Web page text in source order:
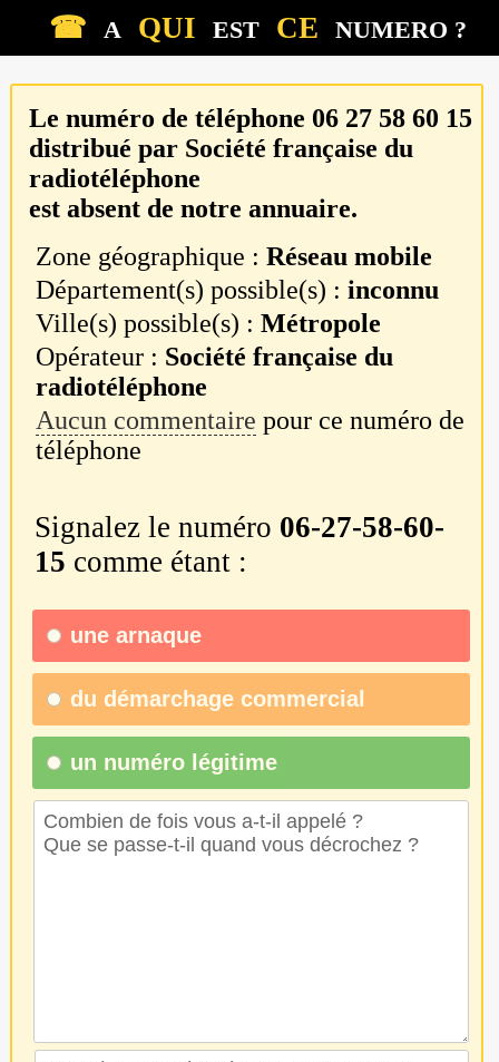
☎ A QUI EST CE NUMERO ?
Le numéro de téléphone 06 27 58 60 15
distribué par Société française du
radiotéléphone
est absent de notre annuaire.
Zone géographique :Réseau mobile
Département(s) possible(s) :inconnu
Ville(s) possible(s) :Métropole
Opérateur : Société française du
radiotéléphone
Aucun commentaire pour ce numéro de
téléphone
Signalez le numéro 06-27-58-60-
15 comme étant :
une arnaque
du démarchage commercial
un numéro légitime